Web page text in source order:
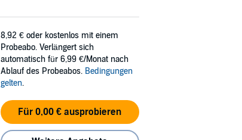
8,92 € oder kostenlos mit einem
Probeabo. Verlängert sich
automatisch für 6,99 €/Monat nach
Ablauf des Probeabos. Bedingungen
gelten.
Für 0,00 € ausprobieren